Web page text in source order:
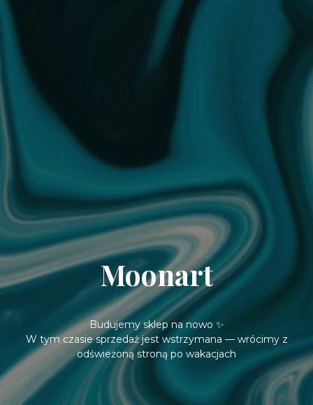
Moonart
Budujemy sklep na nowo ✨
W tym czasie sprzedaż jest wstrzymana — wrócimy z
odświeżoną stroną po wakacjach